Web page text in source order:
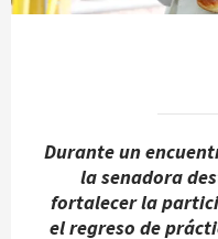
Durante un
la senadora
fortalecer la
el regreso de